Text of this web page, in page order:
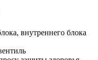
внутреннего блока